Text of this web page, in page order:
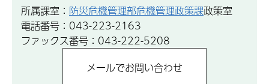
所属課室： 防災危機管理部危機管理政策課政策室
電話番号：043-223-2163
ファックス番号：043-222-5208